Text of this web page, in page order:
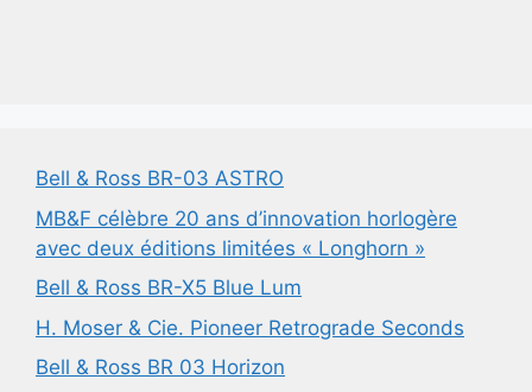
Bell & Ross BR-03 ASTRO
MB&F célèbre 20 ans d’innovation horlogère
avec deux éditions limitées « Longhorn »
Bell & Ross BR-X5 Blue Lum
H. Moser & Cie. Pioneer Retrograde Seconds
Bell & Ross BR 03 Horizon